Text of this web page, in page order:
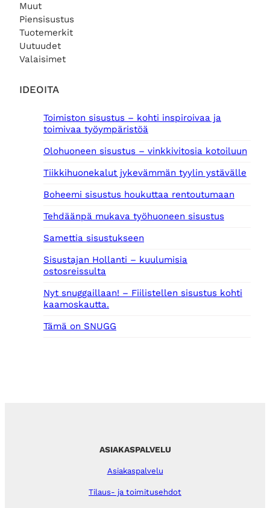
Muut
Piensisustus
Tuotemerkit
Uutuudet
Valaisimet
IDEOITA
Toimiston sisustus – kohti inspiroivaa ja
toimivaa työympäristöä
Olohuoneen sisustus – vinkkivitosia kotoiluun
Tiikkihuonekalut jykevämmän tyylin ystävälle
Boheemi sisustus houkuttaa rentoutumaan
Tehdäänpä mukava työhuoneen sisustus
Samettia sisustukseen
Sisustajan Hollanti – kuulumisia
ostosreissulta
Nyt snuggaillaan! – Fiilistellen sisustus kohti
kaamoskautta.
Tämä on SNUGG
ASIAKASPALVELU
Asiakaspalvelu
Tilaus- ja toimitusehdot